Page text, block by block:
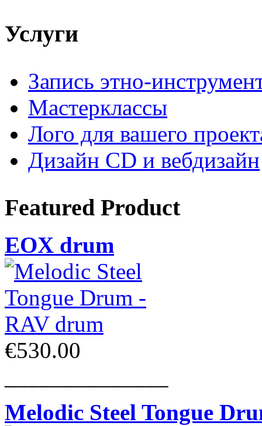
Услуги
Запись этно-
Мастерклассы
Лого для вашего
Дизайн CD и вебдизайн
Featured Product
EOX drum
€530.00
Melodic Steel Tongue